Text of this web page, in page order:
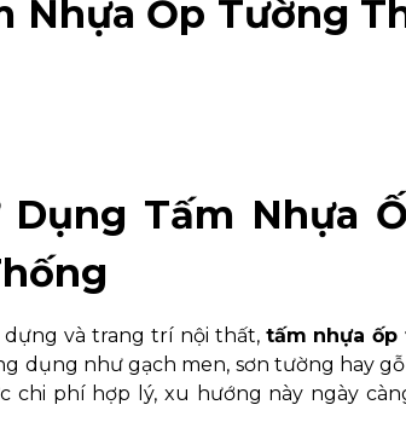
Nhựa Ốp Tường
Dụng Tấm Nhựa
dựng và trang trí nội thất, tấm nhựa ốp
dụng như gạch men, sơn tường hay
chi phí hợp lý, xu hướng này ngày